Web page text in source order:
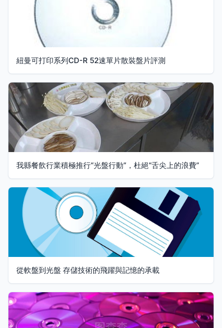
紐曼可打印系列CD-R 52速單片散裝盤片評測
我縣餐飲行業積極推行“光盤行動”，杜絕“舌尖上的浪費”
從軟盤到光盤 存儲技術的飛躍與記憶的承載